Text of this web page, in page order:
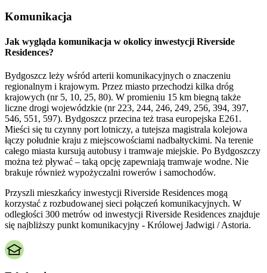
Komunikacja
Jak wygląda komunikacja w okolicy inwestycji Riverside
Residences?
Bydgoszcz leży wśród arterii komunikacyjnych o znaczeniu
regionalnym i krajowym. Przez miasto przechodzi kilka dróg
krajowych (nr 5, 10, 25, 80). W promieniu 15 km biegną także
liczne drogi wojewódzkie (nr 223, 244, 246, 249, 256, 394, 397,
546, 551, 597). Bydgoszcz przecina też trasa europejska E261.
Mieści się tu czynny port lotniczy, a tutejsza magistrala kolejowa
łączy południe kraju z miejscowościami nadbałtyckimi. Na terenie
całego miasta kursują autobusy i tramwaje miejskie. Po Bydgoszczy
można też pływać – taką opcję zapewniają tramwaje wodne. Nie
brakuje również wypożyczalni rowerów i samochodów.
Przyszli mieszkańcy inwestycji Riverside Residences mogą
korzystać z rozbudowanej sieci połączeń komunikacyjnych. W
odległości 300 metrów od inwestycji Riverside Residences znajduje
się najbliższy punkt komunikacyjny - Królowej Jadwigi / Astoria.